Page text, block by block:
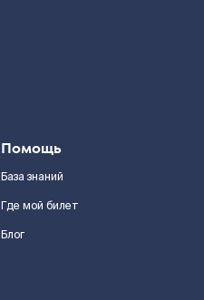
Помощь
База знаний
Где мой билет
Блог